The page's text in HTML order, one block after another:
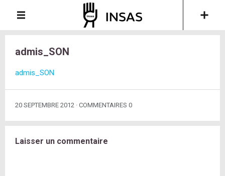
admis_SON
admis_SON
20 SEPTEMBRE 2012 COMMENTAIRES 0
Laisser un commentaire